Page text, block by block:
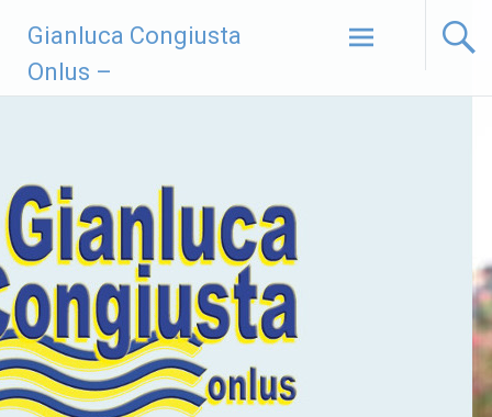
contenuto
Gianluca Congiusta
Onlus –